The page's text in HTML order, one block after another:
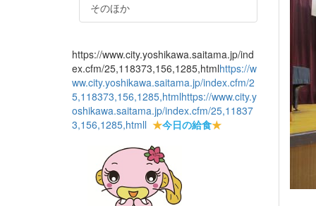
そのほか
https://www.city.yoshikawa.saitama.jp/ind
ex.cfm/25,118373,156,1285,htmlhttps://w
ww.city.yoshikawa.saitama.jp/index.cfm/2
5,118373,156,1285,htmlhttps://www.city.y
oshikawa.saitama.jp/index.cfm/25,11837
3,156,1285,htmll ★今日の給食★